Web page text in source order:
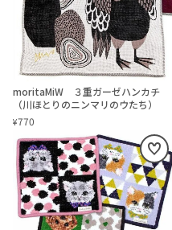
moritaMiW ３重ガーゼハンカチ
（川ほとりのニンマリのウたち）
¥770